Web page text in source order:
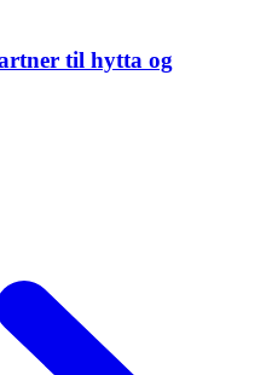
til hytta og